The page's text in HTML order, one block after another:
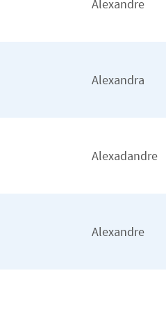
Alexandre
Alexandra
Alexadandre
Alexandre